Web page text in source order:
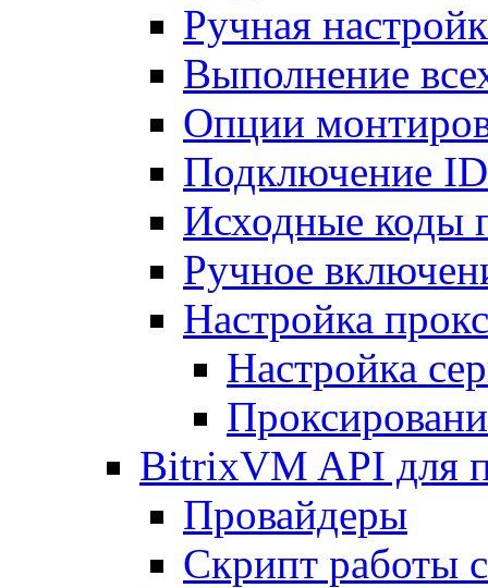
Ручная
Выполнение
Опции
Подключение
Исходные коды
Ручное
Настройка
Настройка
BitrixVM API для
Провайдеры
Скрипт работы